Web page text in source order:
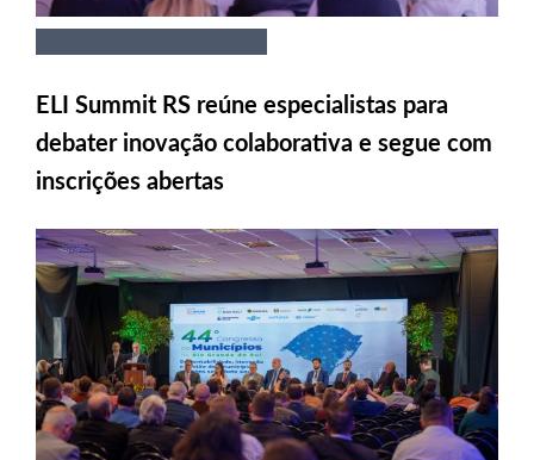
ELI Summit RS reúne especialistas para
debater inovação colaborativa e segue com
inscrições abertas